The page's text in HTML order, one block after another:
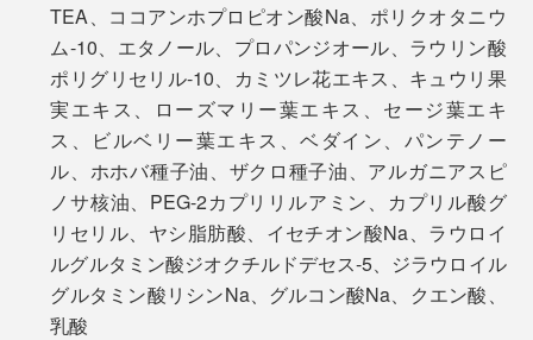
写真のブラシは『 Jam Label（ジャムレーベル）スカルプブラシ』
TEA、ココアンホプロピオン酸Na、ポリクオタニウ
ム-10、エタノール、プロパンジオール、ラウリン酸
ポリグリセリル-10、カミツレ花エキス、キュウリ果
実エキス、ローズマリー葉エキス、セージ葉エキ
ス、ビルベリー葉エキス、ベダイン、パンテノー
ル、ホホバ種子油、ザクロ種子油、アルガニアスピ
ノサ核油、PEG-2カプリリルアミン、カプリル酸グ
リセリル、ヤシ脂肪酸、イセチオン酸Na、ラウロイ
ルグルタミン酸ジオクチルドデセス-5、ジラウロイル
グルタミン酸リシンNa、グルコン酸Na、クエン酸、
乳酸